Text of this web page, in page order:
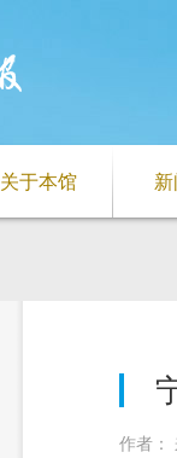
关于本馆
作者：